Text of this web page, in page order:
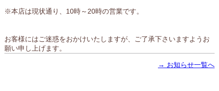
※本店は現状通り、10時～20時の営業です。
お客様にはご迷惑をおかけいたしますが、ご了承下さいますようお
願い申し上げます。
→ お知らせ一覧へ